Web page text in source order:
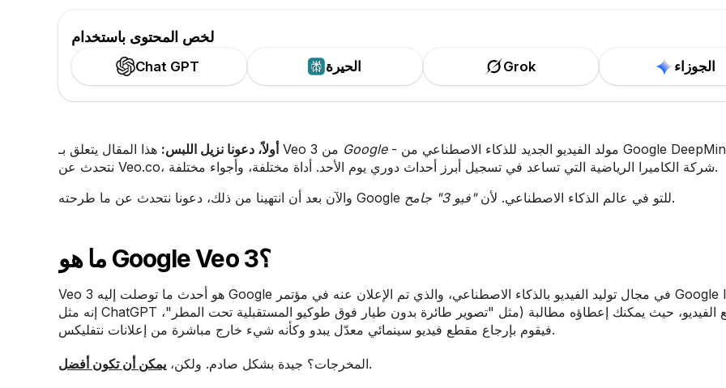
لخص المحتوى باستخدام
Chat GPT الحيرة Grok الجوزاء
أولاً، دعونا نزيل اللبس: Google- مولد الفيديو الجديد للذكاء الاصطناعي من Google DeepMind. نحن لا
نتحدث عن Veo.co، شركة الكاميرا الرياضية التي تساعد في تسجيل أبرز أحداث دوري يوم الأحد. أداة مختلفة، وأجواء مختلفة.
والآن بعد أن انتهينا من ذلك، دعونا نتحدث عن ما طرحته Google للتو في عالم الذكاء الاصطناعي. لأن"فيو 3" جامح .
ما هو Google Veo 3؟
Veo 3 هو أحدث ما توصلت إليه Google في مجال توليد الفيديو بالذكاء الاصطناعي، والذي تم الإعلان عنه في مؤتمر Google I/O 2025.
إنه مثل ChatGPT لمقاطع الفيديو، حيث يمكنك إعطاؤه مطالبة (مثل "تصوير طائرة بدون طيار فوق طوكيو المستقبلية تحت المطر"،
فيقوم بإرجاع مقطع فيديو سينمائي معدّل يبدو وكأنه شيء خارج مباشرة من إعلانات نتفليكس.
المخرجات؟ جيدة بشكل صادم. ولكن، يمكن أن تكون أفضل .